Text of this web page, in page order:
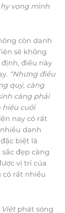
vọng mình
còn danh
sẽ không
điều này
“Nhưng điều
quý, càng
càng phải
hiệu cuối
nay có rất
danh
biệt là
đẹp càng
vị trí của
có rất nhiều
phát sóng